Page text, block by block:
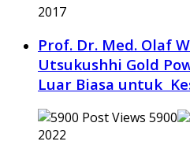
2017
Prof. Dr. Med. Olaf
Utsukushhi Gold
Luar Biasa untuk
5900
2022